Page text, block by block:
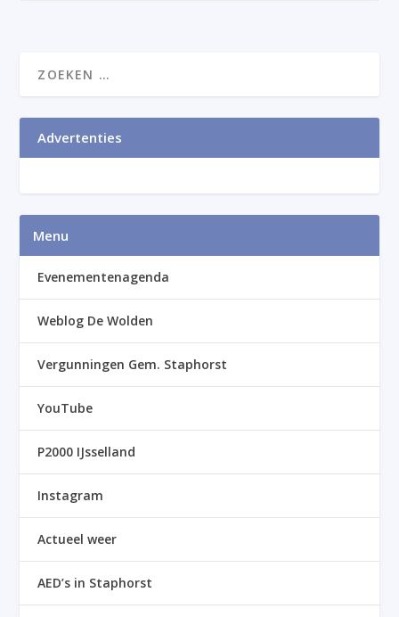
Advertenties
Menu
Evenementenagenda
Weblog De Wolden
Vergunningen Gem. Staphorst
YouTube
P2000 IJsselland
Instagram
Actueel weer
AED’s in Staphorst